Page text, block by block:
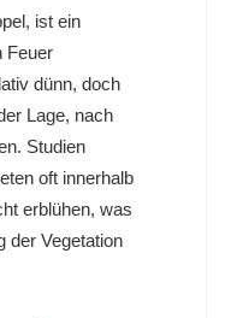
ist ein
Feuer
dünn, doch
Lage, nach
Studien
oft innerhalb
erblühen, was
der Vegetation